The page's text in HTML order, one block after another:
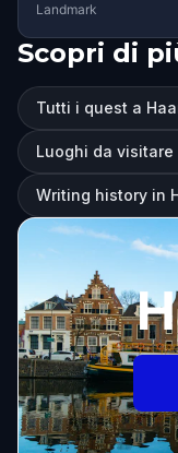
Landmark
Scopri di
Tutti i quest a
Luoghi da visitare
Writing history in